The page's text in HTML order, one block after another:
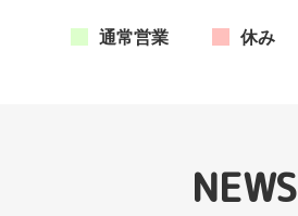
通常営業 休み
NEWS